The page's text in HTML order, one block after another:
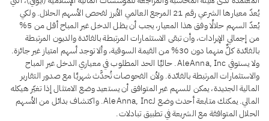
يُعدّ معيارها الشرعي رقم 21 المرجع العالمي الأبرز لفحص الأسهم الحلال. ولكي
يُعدّ السهم حلالًا وفق هذا المعيار، يجب أن يظل الدخل غير المباح أقل من 5%
من إجمالي الإيرادات، وأن تبقى الاستثمارات المرتبطة بالفائدة والديون المرتبطة
بالفائدة كلٌّ منهما دون 30% من القيمة السوقية، وألا توجد أسهم امتياز غير جائزة.
ولا يستوفي AleAnna, Inc. حاليًا الحد المطلوب في معياري الدخل غير المباح
والاستثمارات المرتبطة بالفائدة. ولأن الفحوصات تُحدَّث شهريًا مع صدور التقارير
المالية الجديدة، يمكن للسهم غير المتوافق أن يستعيد وضع الامتثال إذا تغيّر هيكله
المالي. يمكنك متابعة أحدث وضع لـAleAnna, Inc. واكتشاف بدائل من الأسهم
الحلال المتوافقة مع الشريعة في تطبيق تبادلات.